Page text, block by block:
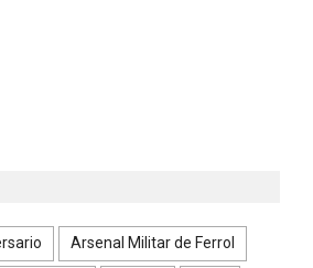
Arsenal Militar de Ferrol